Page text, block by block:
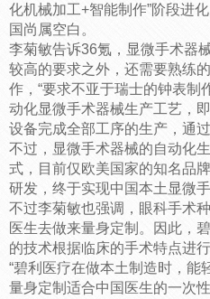
化机械加工+智能制作”阶段进
国尚属空白。
李菊敏告诉36氪，显微手术器
较高的要求之外，还需要熟练
作，“要求不亚于瑞士的钟表制
动化显微手术器械生产工艺，
设备完成全部工序的生产，通
不过，显微手术器械的自动化
式，目前仅欧美国家的知名品
研发，终于实现中国本土显微
不过李菊敏也强调，眼科手术
医生去做来量身定制。因此，
的技术根据临床的手术特点进
“碧利医疗在做本土制造时，能
量身定制适合中国医生的一次性